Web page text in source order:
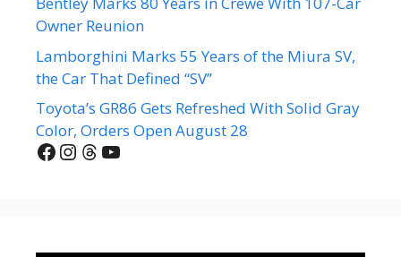
Owner Reunion
Lamborghini Marks 55 Years of the Miura SV,
the Car That Defined “SV”
Toyota’s GR86 Gets Refreshed With Solid Gray
Color, Orders Open August 28
Facebook
Instagram
Threads
YouTube